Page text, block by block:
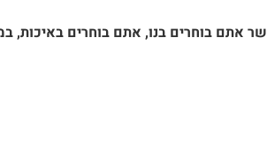
בוחרים בנו, אתם בוחרים באיכות,